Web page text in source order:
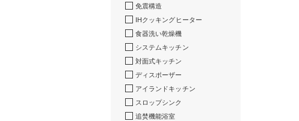
免震構造
IHクッキングヒーター
食器洗い乾燥機
システムキッチン
対面式キッチン
ディスポーザー
アイランドキッチン
スロップシンク
追焚機能浴室